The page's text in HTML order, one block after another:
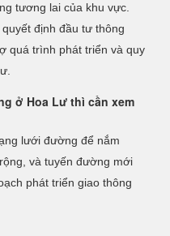
tương lai của khu vực.
định đầu tư thông
quá trình phát triển và quy
ở Hoa Lư thì cần xem
lưới đường để nắm
và tuyến đường mới
phát triển giao thông